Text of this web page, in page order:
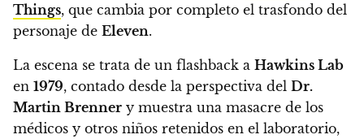
Things, que cambia por completo el trasfondo del
personaje de Eleven.
La escena se trata de un flashback a Hawkins Lab
en 1979, contado desde la perspectiva del Dr.
Martin Brenner y muestra una masacre de los
médicos y otros niños retenidos en el laboratorio,